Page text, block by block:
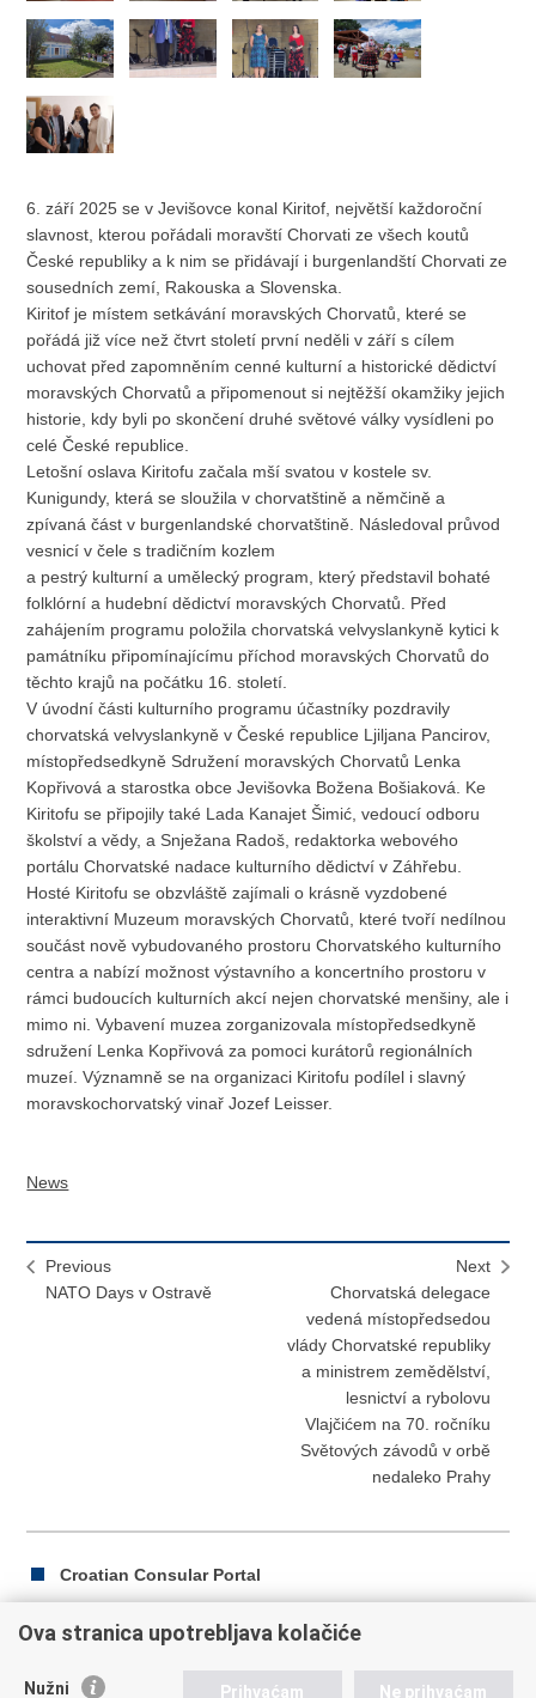
6. září 2025 se v Jevišovce konal Kiritof, největší každoroční
slavnost, kterou pořádali moravští Chorvati ze všech koutů
České republiky a k nim se přidávají i burgenlandští Chorvati ze
sousedních zemí, Rakouska a Slovenska.
Kiritof je místem setkávání moravských Chorvatů, které se
pořádá již více než čtvrt století první neděli v září s cílem
uchovat před zapomněním cenné kulturní a historické dědictví
moravských Chorvatů a připomenout si nejtěžší okamžiky jejich
historie, kdy byli po skončení druhé světové války vysídleni po
celé České republice.
Letošní oslava Kiritofu začala mší svatou v kostele sv.
Kunigundy, která se sloužila v chorvatštině a němčině a
zpívaná část v burgenlandské chorvatštině. Následoval průvod
vesnicí v čele s tradičním kozlem
a pestrý kulturní a umělecký program, který představil bohaté
folklórní a hudební dědictví moravských Chorvatů. Před
zahájením programu položila chorvatská velvyslankyně kytici k
památníku připomínajícímu příchod moravských Chorvatů do
těchto krajů na počátku 16. století.
V úvodní části kulturního programu účastníky pozdravily
chorvatská velvyslankyně v České republice Ljiljana Pancirov,
místopředsedkyně Sdružení moravských Chorvatů Lenka
Kopřivová a starostka obce Jevišovka Božena Bošiaková. Ke
Kiritofu se připojily také Lada Kanajet Šimić, vedoucí odboru
školství a vědy, a Snježana Radoš, redaktorka webového
portálu Chorvatské nadace kulturního dědictví v Záhřebu.
Hosté Kiritofu se obzvláště zajímali o krásně vyzdobené
interaktivní Muzeum moravských Chorvatů, které tvoří nedílnou
součást nově vybudovaného prostoru Chorvatského kulturního
centra a nabízí možnost výstavního a koncertního prostoru v
rámci budoucích kulturních akcí nejen chorvatské menšiny, ale i
mimo ni. Vybavení muzea zorganizovala místopředsedkyně
sdružení Lenka Kopřivová za pomoci kurátorů regionálních
muzeí. Významně se na organizaci Kiritofu podílel i slavný
moravskochorvatský vinař Jozef Leisser.
News
Previous
NATO Days v Ostravě
Next
Chorvatská delegace
vedená místopředsedou
vlády Chorvatské republiky
a ministrem zemědělství,
lesnictví a rybolovu
Vlajčićem na 70. ročníku
Světových závodů v orbě
nedaleko Prahy
Croatian Consular Portal
Print Share
Ova stranica upotrebljava kolačiće
Nužni Prihvaćam Ne prihvaćam